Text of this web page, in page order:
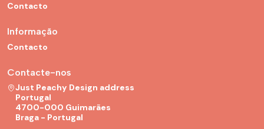
Contacto
Informação
Contacto
Contacte-nos
Just Peachy Design address
Portugal
4700-000 Guimarães
Braga - Portugal